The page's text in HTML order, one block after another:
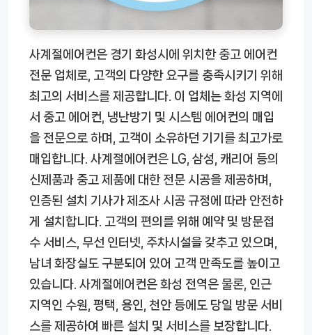
사계절에어컨은 경기 화성시에 위치한 중고 에어컨
전문 업체로, 고객의 다양한 요구를 충족시키기 위해
최고의 서비스를 제공합니다. 이 업체는 화성 지역에
서 중고 에어컨, 냉난방기 및 시스템 에어컨의 매입
을 전문으로 하며, 고객이 소유하던 기기를 최고가로
매입합니다. 사계절에어컨은 LG, 삼성, 캐리어 등의
신제품과 중고 제품에 대한 전문 시공을 제공하며,
인증된 설치 기사가 제조사 시공 규정에 따라 안전하
게 설치합니다. 고객의 편의를 위해 예약 및 방문접
수 서비스, 무선 인터넷, 주차시설을 갖추고 있으며,
남녀 화장실도 구분되어 있어 고객 만족도를 높이고
있습니다. 사계절에어컨은 화성 전역은 물론, 인근
지역인 수원, 평택, 용인, 천안 등에도 당일 방문 서비
스를 제공하여 빠른 설치 및 서비스를 보장합니다.